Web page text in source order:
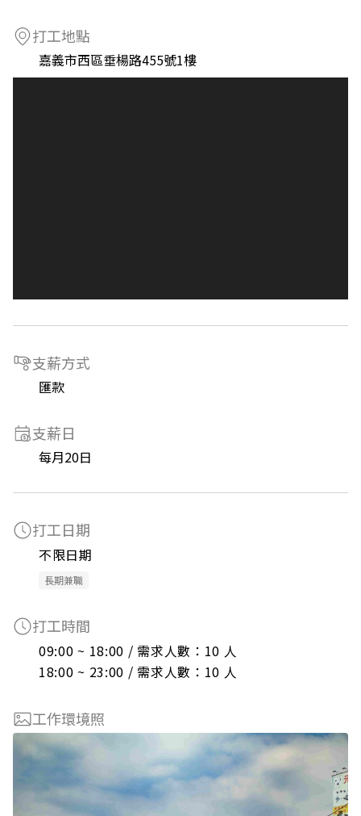
打工地點
嘉義市西區垂楊路455號1樓
支薪方式
匯款
支薪日
每月20日
打工日期
不限日期
長期兼職
打工時間
09:00 ~ 18:00 / 需求人數：10 人
18:00 ~ 23:00 / 需求人數：10 人
工作環境照